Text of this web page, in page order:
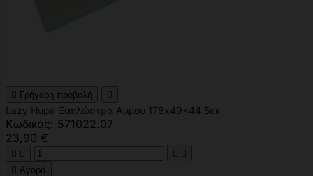
 Γρήγορη προβολή 
Lazy Hupa Ξαπλώστρα Άμμου 178x49x44.5εκ
Κωδικός: 571022.07
23,90 €
   
 Αγορά